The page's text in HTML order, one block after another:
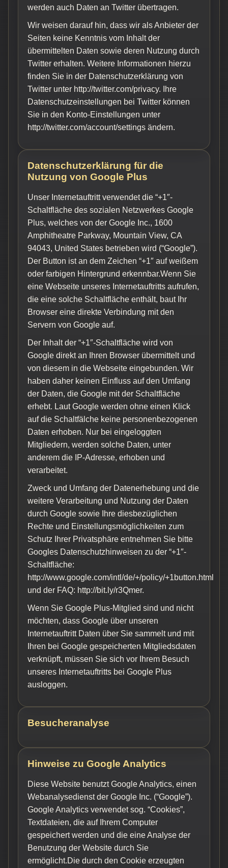
werden auch Daten an Twitter übertragen.
Wir weisen darauf hin, dass wir als Anbieter der
Seiten keine Kenntnis vom Inhalt der
übermittelten Daten sowie deren Nutzung durch
Twitter erhalten. Weitere Informationen hierzu
finden Sie in der Datenschutzerklärung von
Twitter unter http://twitter.com/privacy. Ihre
Datenschutzeinstellungen bei Twitter können
Sie in den Konto-Einstellungen unter
http://twitter.com/account/settings ändern.
Datenschutzerklärung für die
Nutzung von Google Plus
Unser Internetauftritt verwendet die “+1″-
Schaltfläche des sozialen Netzwerkes Google
Plus, welches von der Google Inc., 1600
Amphitheatre Parkway, Mountain View, CA
94043, United States betrieben wird (“Google”).
Der Button ist an dem Zeichen “+1″ auf weißem
oder farbigen Hintergrund erkennbar.Wenn Sie
eine Webseite unseres Internetauftritts aufrufen,
die eine solche Schaltfläche enthält, baut Ihr
Browser eine direkte Verbindung mit den
Servern von Google auf.
Der Inhalt der “+1″-Schaltfläche wird von
Google direkt an Ihren Browser übermittelt und
von diesem in die Webseite eingebunden. Wir
haben daher keinen Einfluss auf den Umfang
der Daten, die Google mit der Schaltfläche
erhebt. Laut Google werden ohne einen Klick
auf die Schaltfälche keine personenbezogenen
Daten erhoben. Nur bei eingeloggten
Mitgliedern, werden solche Daten, unter
anderem die IP-Adresse, erhoben und
verarbeitet.
Zweck und Umfang der Datenerhebung und die
weitere Verarbeitung und Nutzung der Daten
durch Google sowie Ihre diesbezüglichen
Rechte und Einstellungsmöglichkeiten zum
Schutz Ihrer Privatsphäre entnehmen Sie bitte
Googles Datenschutzhinweisen zu der “+1″-
Schaltfläche:
http://www.google.com/intl/de/+/policy/+1button.html
und der FAQ: http://bit.ly/r3Qmer.
Wenn Sie Google Plus-Mitglied sind und nicht
möchten, dass Google über unseren
Internetauftritt Daten über Sie sammelt und mit
Ihren bei Google gespeicherten Mitgliedsdaten
verknüpft, müssen Sie sich vor Ihrem Besuch
unseres Internetauftritts bei Google Plus
ausloggen.
Besucheranalyse
Hinweise zu Google Analytics
Diese Website benutzt Google Analytics, einen
Webanalysedienst der Google Inc. (“Google”).
Google Analytics verwendet sog. “Cookies”,
Textdateien, die auf Ihrem Computer
gespeichert werden und die eine Analyse der
Benutzung der Website durch Sie
ermöglicht.Die durch den Cookie erzeugten